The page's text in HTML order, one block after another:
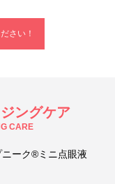
さい！
ングケア
CARE
ニーク®ミニ点眼液